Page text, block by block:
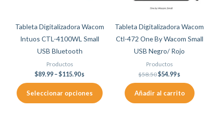
Tableta Digitalizadora Wacom
Intuos CTL-4100WL Small
USB Bluetooth
Productos
$89.99 – $115.90$
Seleccionar opciones
pueden
elegir
en
la
de
producto
Tableta Digitalizadora Wacom
Ctl-472 One By Wacom Small
USB Negro/ Rojo
Productos
$58.50$54.99$
Añadir al carrito